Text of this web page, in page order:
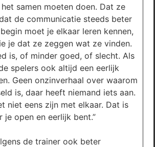
samen moeten doen. Dat ze
de communicatie steeds beter
moet je elkaar leren kennen,
je dat ze zeggen wat ze vinden.
is, of minder goed, of slecht. Als
spelers ook altijd een eerlijk
Geen onzinverhaal over waarom
is, daar heeft niemand iets aan.
niet eens zijn met elkaar. Dat is
je open en eerlijk bent.”
de trainer ook beter